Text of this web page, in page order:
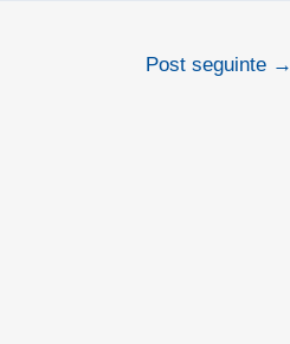
Post seguinte →